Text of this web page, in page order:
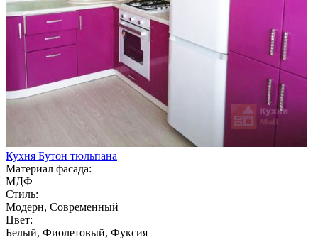
Кухня Бутон тюльпана
Материал фасада:
МДФ
Стиль:
Модерн, Современный
Цвет:
Белый, Фиолетовый, Фуксия